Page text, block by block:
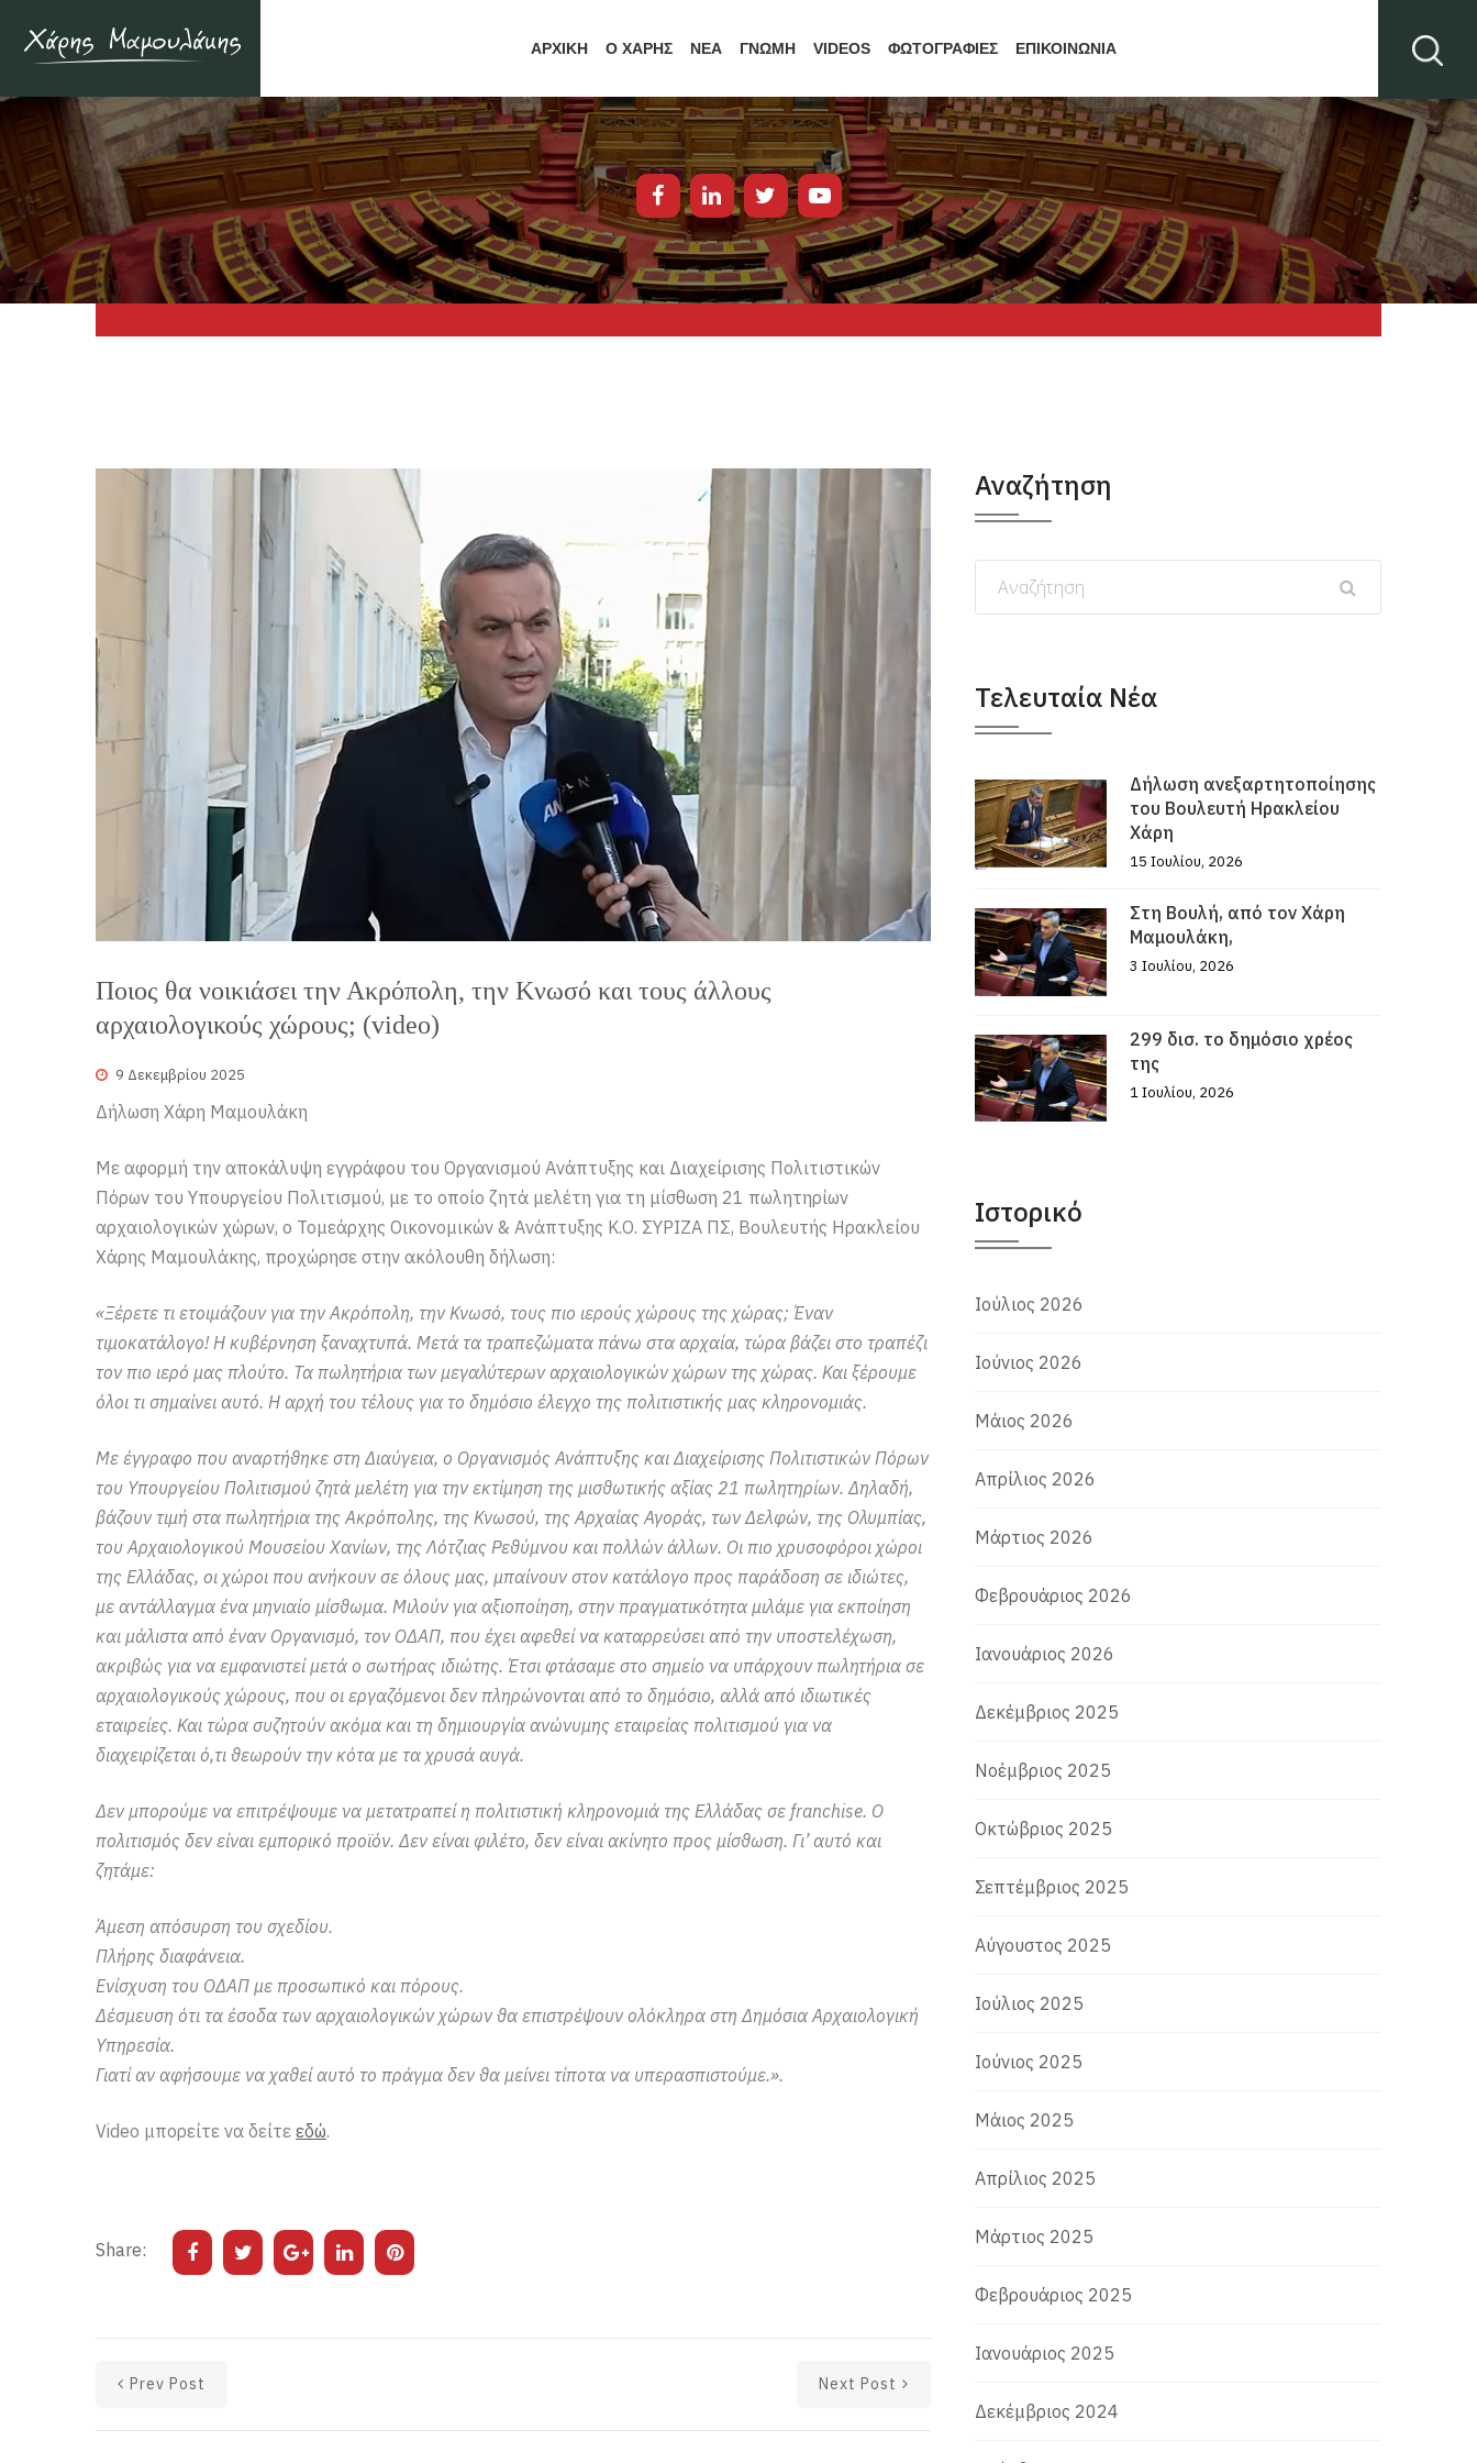
ΑΡΧΙΚΗ Ο ΧΑΡΗΣ ΝΕΑ ΓΝΩΜΗ VIDEOS ΦΩΤΟΓΡΑΦΙΕΣ ΕΠΙΚΟΙΝΩΝΙΑ
Ποιος θα νοικιάσει την Ακρόπολη, την Κνωσό και τους άλλους
αρχαιολογικούς χώρους; (video)
9 Δεκεμβρίου 2025
Δήλωση Χάρη Μαμουλάκη
Με αφορμή την αποκάλυψη εγγράφου του Οργανισμού Ανάπτυξης και Διαχείρισης Πολιτιστικών
Πόρων του Υπουργείου Πολιτισμού, με το οποίο ζητά μελέτη για τη μίσθωση 21 πωλητηρίων
αρχαιολογικών χώρων, ο Τομεάρχης Οικονομικών & Ανάπτυξης Κ.Ο. ΣΥΡΙΖΑ ΠΣ, Βουλευτής Ηρακλείου
Χάρης Μαμουλάκης, προχώρησε στην ακόλουθη δήλωση:
«Ξέρετε τι ετοιμάζουν για την Ακρόπολη, την Κνωσό, τους πιο ιερούς χώρους της χώρας; Έναν
τιμοκατάλογο! Η κυβέρνηση ξαναχτυπά. Μετά τα τραπεζώματα πάνω στα αρχαία, τώρα βάζει στο τραπέζι
τον πιο ιερό μας πλούτο. Τα πωλητήρια των μεγαλύτερων αρχαιολογικών χώρων της χώρας. Και ξέρουμε
όλοι τι σημαίνει αυτό. Η αρχή του τέλους για το δημόσιο έλεγχο της πολιτιστικής μας κληρονομιάς.
Με έγγραφο που αναρτήθηκε στη Διαύγεια, ο Οργανισμός Ανάπτυξης και Διαχείρισης Πολιτιστικών Πόρων
του Υπουργείου Πολιτισμού ζητά μελέτη για την εκτίμηση της μισθωτικής αξίας 21 πωλητηρίων. Δηλαδή,
βάζουν τιμή στα πωλητήρια της Ακρόπολης, της Κνωσού, της Αρχαίας Αγοράς, των Δελφών, της Ολυμπίας,
του Αρχαιολογικού Μουσείου Χανίων, της Λότζιας Ρεθύμνου και πολλών άλλων. Οι πιο χρυσοφόροι χώροι
της Ελλάδας, οι χώροι που ανήκουν σε όλους μας, μπαίνουν στον κατάλογο προς παράδοση σε ιδιώτες,
με αντάλλαγμα ένα μηνιαίο μίσθωμα. Μιλούν για αξιοποίηση, στην πραγματικότητα μιλάμε για εκποίηση
και μάλιστα από έναν Οργανισμό, τον ΟΔΑΠ, που έχει αφεθεί να καταρρεύσει από την υποστελέχωση,
ακριβώς για να εμφανιστεί μετά ο σωτήρας ιδιώτης. Έτσι φτάσαμε στο σημείο να υπάρχουν πωλητήρια σε
αρχαιολογικούς χώρους, που οι εργαζόμενοι δεν πληρώνονται από το δημόσιο, αλλά από ιδιωτικές
εταιρείες. Και τώρα συζητούν ακόμα και τη δημιουργία ανώνυμης εταιρείας πολιτισμού για να
διαχειρίζεται ό,τι θεωρούν την κότα με τα χρυσά αυγά.
Δεν μπορούμε να επιτρέψουμε να μετατραπεί η πολιτιστική κληρονομιά της Ελλάδας σε franchise. Ο
πολιτισμός δεν είναι εμπορικό προϊόν. Δεν είναι φιλέτο, δεν είναι ακίνητο προς μίσθωση. Γι’ αυτό και
ζητάμε:
Άμεση απόσυρση του σχεδίου.
Πλήρης διαφάνεια.
Ενίσχυση του ΟΔΑΠ με προσωπικό και πόρους.
Δέσμευση ότι τα έσοδα των αρχαιολογικών χώρων θα επιστρέψουν ολόκληρα στη Δημόσια Αρχαιολογική
Υπηρεσία.
Γιατί αν αφήσουμε να χαθεί αυτό το πράγμα δεν θα μείνει τίποτα να υπερασπιστούμε.».
Video μπορείτε να δείτε εδώ.
Share:
Prev Post Next Post
Αναζήτηση
Τελευταία Νέα
Δήλωση ανεξαρτητοποίησης
του Βουλευτή Ηρακλείου
Χάρη
15 Ιουλίου, 2026
Στη Βουλή, από τον Χάρη
Μαμουλάκη,
3 Ιουλίου, 2026
299 δισ. το δημόσιο χρέος
της
1 Ιουλίου, 2026
Ιστορικό
Ιούλιος 2026
Ιούνιος 2026
Μάιος 2026
Απρίλιος 2026
Μάρτιος 2026
Φεβρουάριος 2026
Ιανουάριος 2026
Δεκέμβριος 2025
Νοέμβριος 2025
Οκτώβριος 2025
Σεπτέμβριος 2025
Αύγουστος 2025
Ιούλιος 2025
Ιούνιος 2025
Μάιος 2025
Απρίλιος 2025
Μάρτιος 2025
Φεβρουάριος 2025
Ιανουάριος 2025
Δεκέμβριος 2024